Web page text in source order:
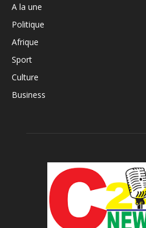
A la une
Politique
Afrique
Sport
Culture
Business